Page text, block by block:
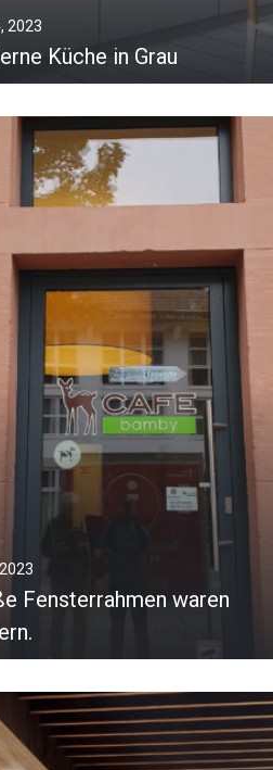
2023
Küche in Grau
Fensterrahmen waren